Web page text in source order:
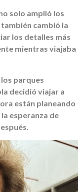
solo amplió los
cambió la
los detalles más
mientras viajaba
los parques
decidió viajar a
están planeando
esperanza de